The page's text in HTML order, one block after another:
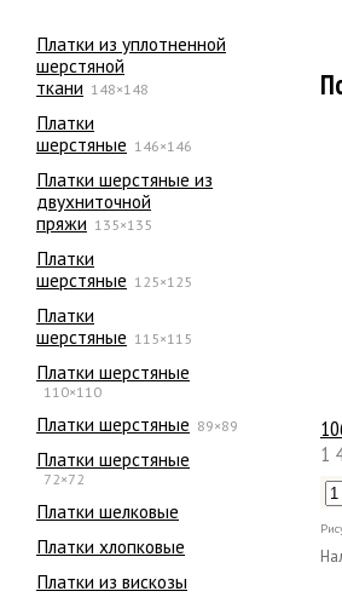
Платки из уплотненной
шерстяной
ткани 148×148
Платки
шерстяные 146×146
Платки шерстяные из
двухниточной
пряжи 135×135
Платки
шерстяные 125×125
Платки
шерстяные 115×115
Платки шерстяные
110×110
Платки шерстяные 89×89
Платки шерстяные
72×72
Платки шелковые
Платки хлопковые
Платки из вискозы
1